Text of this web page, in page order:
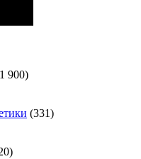
900)
(331)